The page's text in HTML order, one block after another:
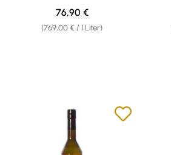
0,10l Flachmann
(769,00 € / 1 Liter)
Regulärer Preis:
76,90 €